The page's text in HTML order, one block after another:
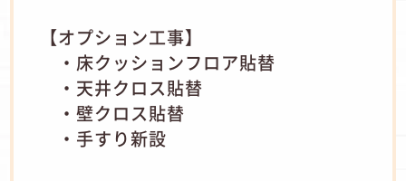
【オプション工事】
・床クッションフロア貼替
・天井クロス貼替
・壁クロス貼替
・手すり新設